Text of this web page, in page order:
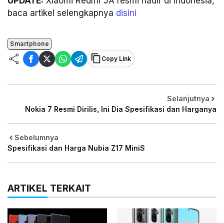
baca artikel selengkapnya disini
Smartphone
Copy Link
Sebelumnya
Spesifikasi dan Harga Nubia Z17 MiniS
Selanjutnya
Nokia 7 Resmi Dirilis, Ini Dia Spesifikasi dan Harganya
ARTIKEL TERKAIT